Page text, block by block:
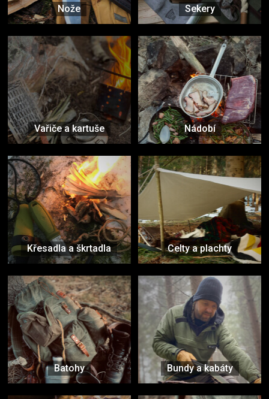
Nože Sekery
Vařiče a kartuše Nádobí
Křesadla a škrtadla Celty a plachty
Batohy Bundy a kabáty